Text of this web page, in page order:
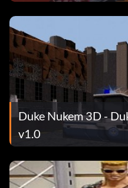
Duke Nukem 3D -
v1.0